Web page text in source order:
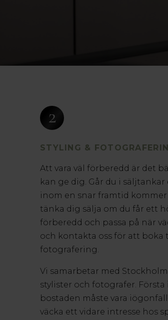
2
STYLING &
Att vara väl förberedd är det
kan ge dig. Går du i säljtankar
inom en snar framtid kommer
tänka dig sälja om du får ett
förberedd och passa på när
och kontakta oss för att boka
fotografering.
Vi samarbetar med
stylister och fotografer. Första
bostaden måste vara
väcka ett vidare intresse hos